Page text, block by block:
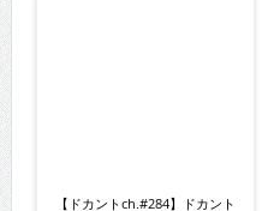
直撃インタビュー!!」きしたか